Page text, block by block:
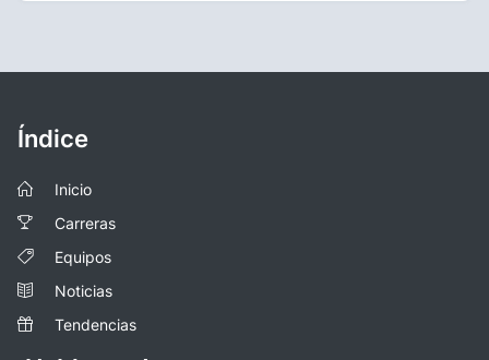
Índice
Inicio
Carreras
Equipos
Noticias
Tendencias